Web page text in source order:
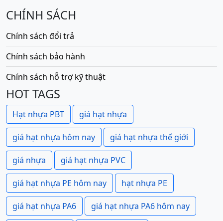
CHÍNH SÁCH
Chính sách đổi trả
Chính sách bảo hành
Chính sách hỗ trợ kỹ thuật
HOT TAGS
Hạt nhựa PBT giá hạt nhựa
giá hạt nhựa hôm nay giá hạt nhựa thế giới
giá nhựa giá hạt nhựa PVC
giá hạt nhựa PE hôm nay hạt nhựa PE
giá hạt nhựa PA6 giá hạt nhựa PA6 hôm nay